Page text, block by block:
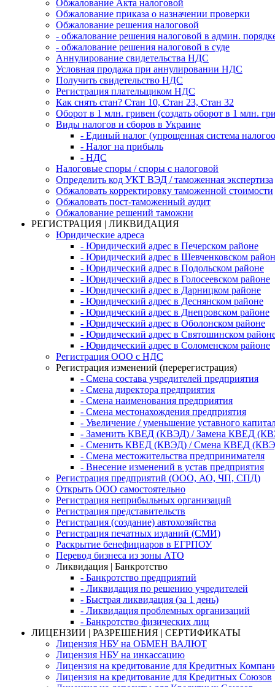
Обжалование Акта налоговой
Обжалование приказа о назначении проверки
Обжалование решения налоговой
- обжалование решения налоговой в админ.
- обжалование решения налоговой в суде
Аннулирование свидетельства НДС
Условная продажа при аннулировании НДС
Получить свидетельство НДС
Регистрация плательщиком НДС
Как снять стан? Стан 10, Стан 23, Стан 32
Оборот в 1 млн. гривен (создать оборот в 1 млн.
Виды налогов и сборов в Украине
- Единый налог (упрощенная система
- Налог на прибыль
- НДС
Налоговые споры / споры с налоговой
Определить код УКТ ВЭД / таможенная экспертиза
Обжаловать корректировку таможенной стоимости
Обжаловать пост-таможенный аудит
Обжалование решений таможни
РЕГИСТРАЦИЯ | ЛИКВИДАЦИЯ
Юридические адреса
- Юридический адрес в Печерском районе
- Юридический адрес в Шевченковском
- Юридический адрес в Подольском районе
- Юридический адрес в Голосеевском районе
- Юридический адрес в Дарницком районе
- Юридический адрес в Деснянском районе
- Юридический адрес в Днепровском районе
- Юридический адрес в Оболонском районе
- Юридический адрес в Святошинском
- Юридический адрес в Соломенском районе
Регистрация ООО с НДС
Регистрация изменений (перерегистрация)
- Смена состава учредителей предприятия
- Смена директора предприятия
- Смена наименования предприятия
- Смена местонахождения предприятия
- Увеличение / уменьшение уставного
- Заменить КВЕД (КВЭД) / Замена КВЕД
- Сменить КВЕД (КВЭД) / Смена КВЕД
- Смена местожительства предпринимателя
- Внесение изменений в устав предприятия
Регистрация предприятий (ООО, АО, ЧП, СПД)
Открыть ООО самостоятельно
Регистрация неприбыльных организаций
Регистрация представительств
Регистрация (создание) автохозяйства
Регистрация печатных изданий (СМИ)
Раскрытие бенефициаров в ЕГРПОУ
Перевод бизнеса из зоны АТО
Ликвидация | Банкротство
- Банкротство предприятий
- Ликвидация по решению учредителей
- Быстрая ликвидация (за 1 день)
- Ликвидация проблемных организаций
- Банкротство физических лиц
ЛИЦЕНЗИИ | РАЗРЕШЕНИЯ | СЕРТИФИКАТЫ
Лицензия НБУ на ОБМЕН ВАЛЮТ
Лицензия НБУ на инкассацию
Лицензия на кредитование для Кредитных
Лицензия на кредитование для Кредитных Союзов